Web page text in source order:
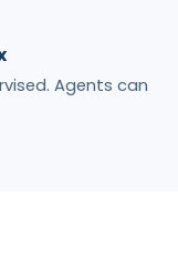
Agents can